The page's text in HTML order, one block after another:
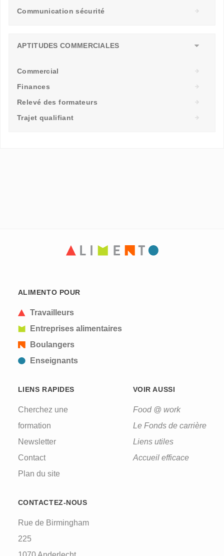
Communication sécurité
APTITUDES COMMERCIALES
Commercial
Finances
Relevé des formateurs
Trajet qualifiant
ALIMENTO POUR
Travailleurs
Entreprises alimentaires
Boulangers
Enseignants
LIENS RAPIDES
Cherchez une
formation
Newsletter
Contact
Plan du site
VOIR AUSSI
Food @ work
Le Fonds de carrière
Liens utiles
Accueil efficace
CONTACTEZ-NOUS
Rue de Birmingham
225